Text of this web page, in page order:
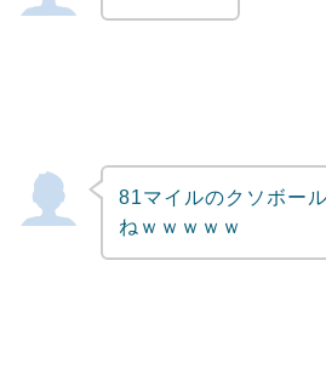
81マイルのクソボー
ねｗｗｗｗｗ